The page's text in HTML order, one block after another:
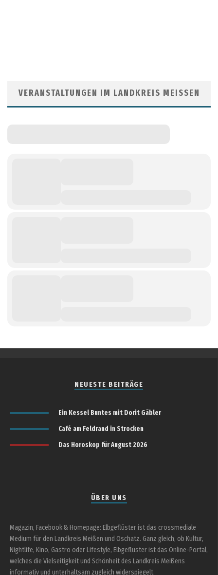
VERANSTALTUNGEN IM LANDKREIS MEISSEN
NEUESTE BEITRÄGE
Ein Kessel Buntes mit Dorit Gäbler
Café am Feldrand in Strocken
Das Horoskop für August 2026
ÜBER UNS
Magazin, Facebook & Homepage: Elbgeflüster ist das crossmediale
Medium für den Landkreis Meißen und Oschatz. Ganz gleich, ob Kultur,
Nightlife, Kino, Gastro oder Lifestyle, Elbgeflüster ist das Online-Portal,
welches die Vielseitigkeit und Schönheit des Landkreis Meißens
informativ und unterhaltsam zugleich widerspiegelt.